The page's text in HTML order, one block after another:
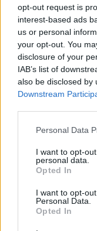
opt-out request is
interest-based ads
us or personal
your opt-out. You
disclosure of your
IAB’s list of
also be disclosed by
Downstream
Please note that
not limited to your
grant or deny
use your data for
consent section.
Personal Data
I want to opt-
personal data.
Opted In
I want to opt-
Personal Data.
Opted In
budapest24•2015.